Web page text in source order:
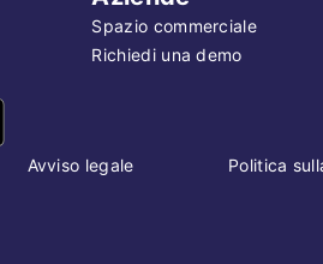
Spazio commerciale
Richiedi una demo
Avviso legale Politica